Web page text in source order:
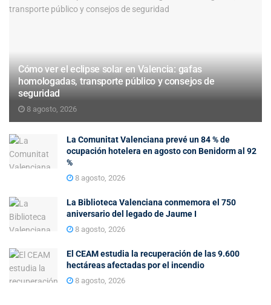
Cómo ver el eclipse solar en Valencia: gafas
homologadas, transporte público y consejos de
seguridad
8 agosto, 2026
La Comunitat Valenciana prevé un 84 % de
ocupación hotelera en agosto con Benidorm al 92
%
8 agosto, 2026
La Biblioteca Valenciana conmemora el 750
aniversario del legado de Jaume I
8 agosto, 2026
El CEAM estudia la recuperación de las 9.600
hectáreas afectadas por el incendio
8 agosto, 2026